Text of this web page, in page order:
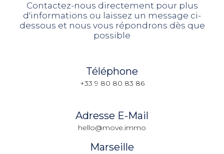
Contactez-nous directement pour plus
d'informations ou laissez un message ci-
dessous et nous vous répondrons dès que
possible
Téléphone
+33 9 80 80 83 86
Adresse E-Mail
hello@move.immo
Marseille